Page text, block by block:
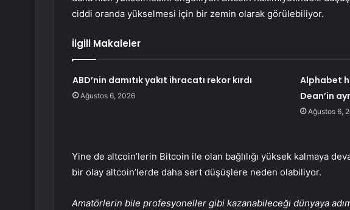
ciddi oranda yükselmesi için bir zemin olarak görülebiliyor.
İlgili Makaleler
ABD’nin damıtık yakıt ihracatı rekor kırdı
Ağustos 6, 2026
Alphabet
Dean’in
Ağustos 6,
Yine de altcoin’lerin Bitcoin ile olan bağlılığı yüksek kalmaya
bir olay altcoin’lerde daha sert düşüşlere neden olabiliyor.
Amatörlerin bile profesyoneller gibi kazanabileceği dünyaya